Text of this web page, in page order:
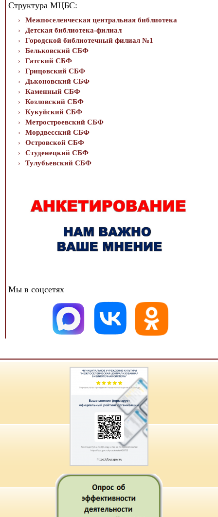
Структура МЦБС:
Межпоселенческая центральная библиотека
Детская библиотека-филиал
Городской библиотечный филиал №1
Бельковский СБФ
Гатский СБФ
Грицовский СБФ
Дьконовский СБФ
Каменный СБФ
Козловский СБФ
Кукуйский СБФ
Метростроевский СБФ
Мордвесский СБФ
Островской СБФ
Студенецкий СБФ
Тулубьевский СБФ
Мы в соцсетях